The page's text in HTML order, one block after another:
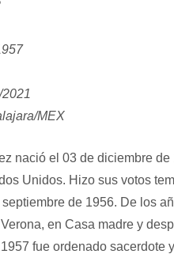
MEX
nació el 03 de diciembre
Unidos. Hizo sus votos
de 1956. De los
en Casa madre y
fue ordenado sacerdote